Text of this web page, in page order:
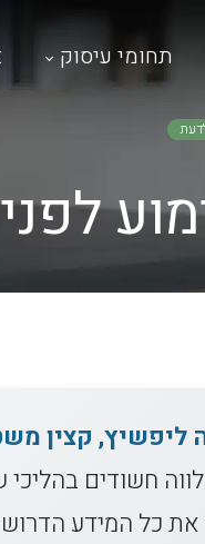
תחומי עיסוק
חשודים
כל המידע הדרוש